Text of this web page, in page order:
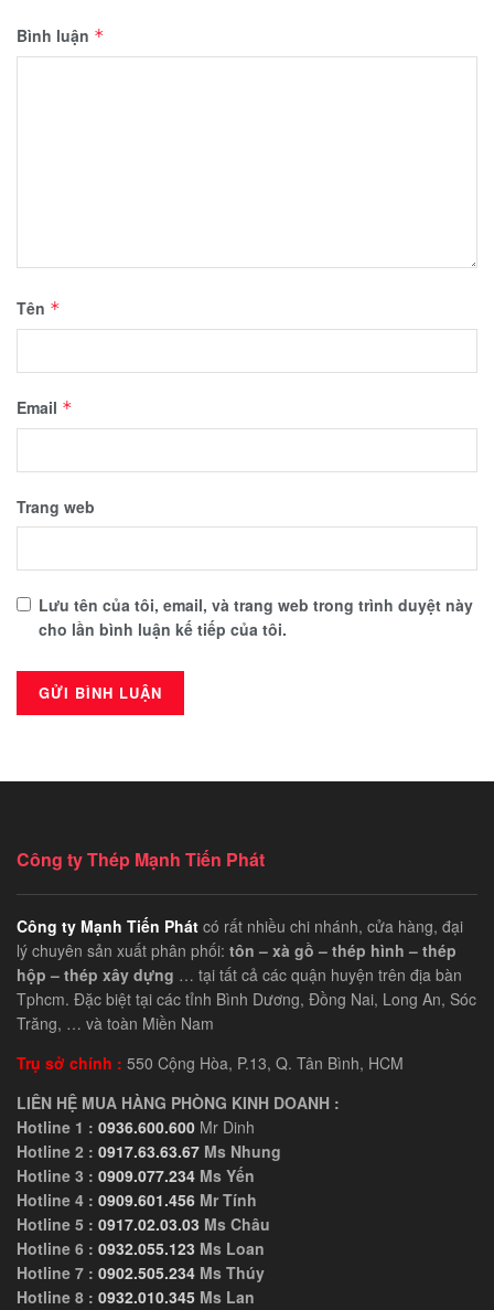
Bình luận *
Tên *
Email *
Trang web
Lưu tên của tôi, email, và trang web trong trình duyệt này
cho lần bình luận kế tiếp của tôi.
Công ty Thép Mạnh Tiến Phát
Công ty Mạnh Tiến Phát có rất nhiều chi nhánh, cửa hàng, đại
lý chuyên sản xuất phân phối: tôn – xà gồ – thép hình – thép
hộp – thép xây dựng … tại tất cả các quận huyện trên địa bàn
Tphcm. Đặc biệt tại các tỉnh Bình Dương, Đồng Nai, Long An, Sóc
Trăng, … và toàn Miền Nam
Trụ sở chính : 550 Cộng Hòa, P.13, Q. Tân Bình, HCM
LIÊN HỆ MUA HÀNG PHÒNG KINH DOANH :
Hotline 1 : 0936.600.600 Mr Dinh
Hotline 2 : 0917.63.63.67 Ms Nhung
Hotline 3 : 0909.077.234 Ms Yến
Hotline 4 : 0909.601.456 Mr Tính
Hotline 5 : 0917.02.03.03 Ms Châu
Hotline 6 : 0932.055.123 Ms Loan
Hotline 7 : 0902.505.234 Ms Thúy
Hotline 8 : 0932.010.345 Ms Lan